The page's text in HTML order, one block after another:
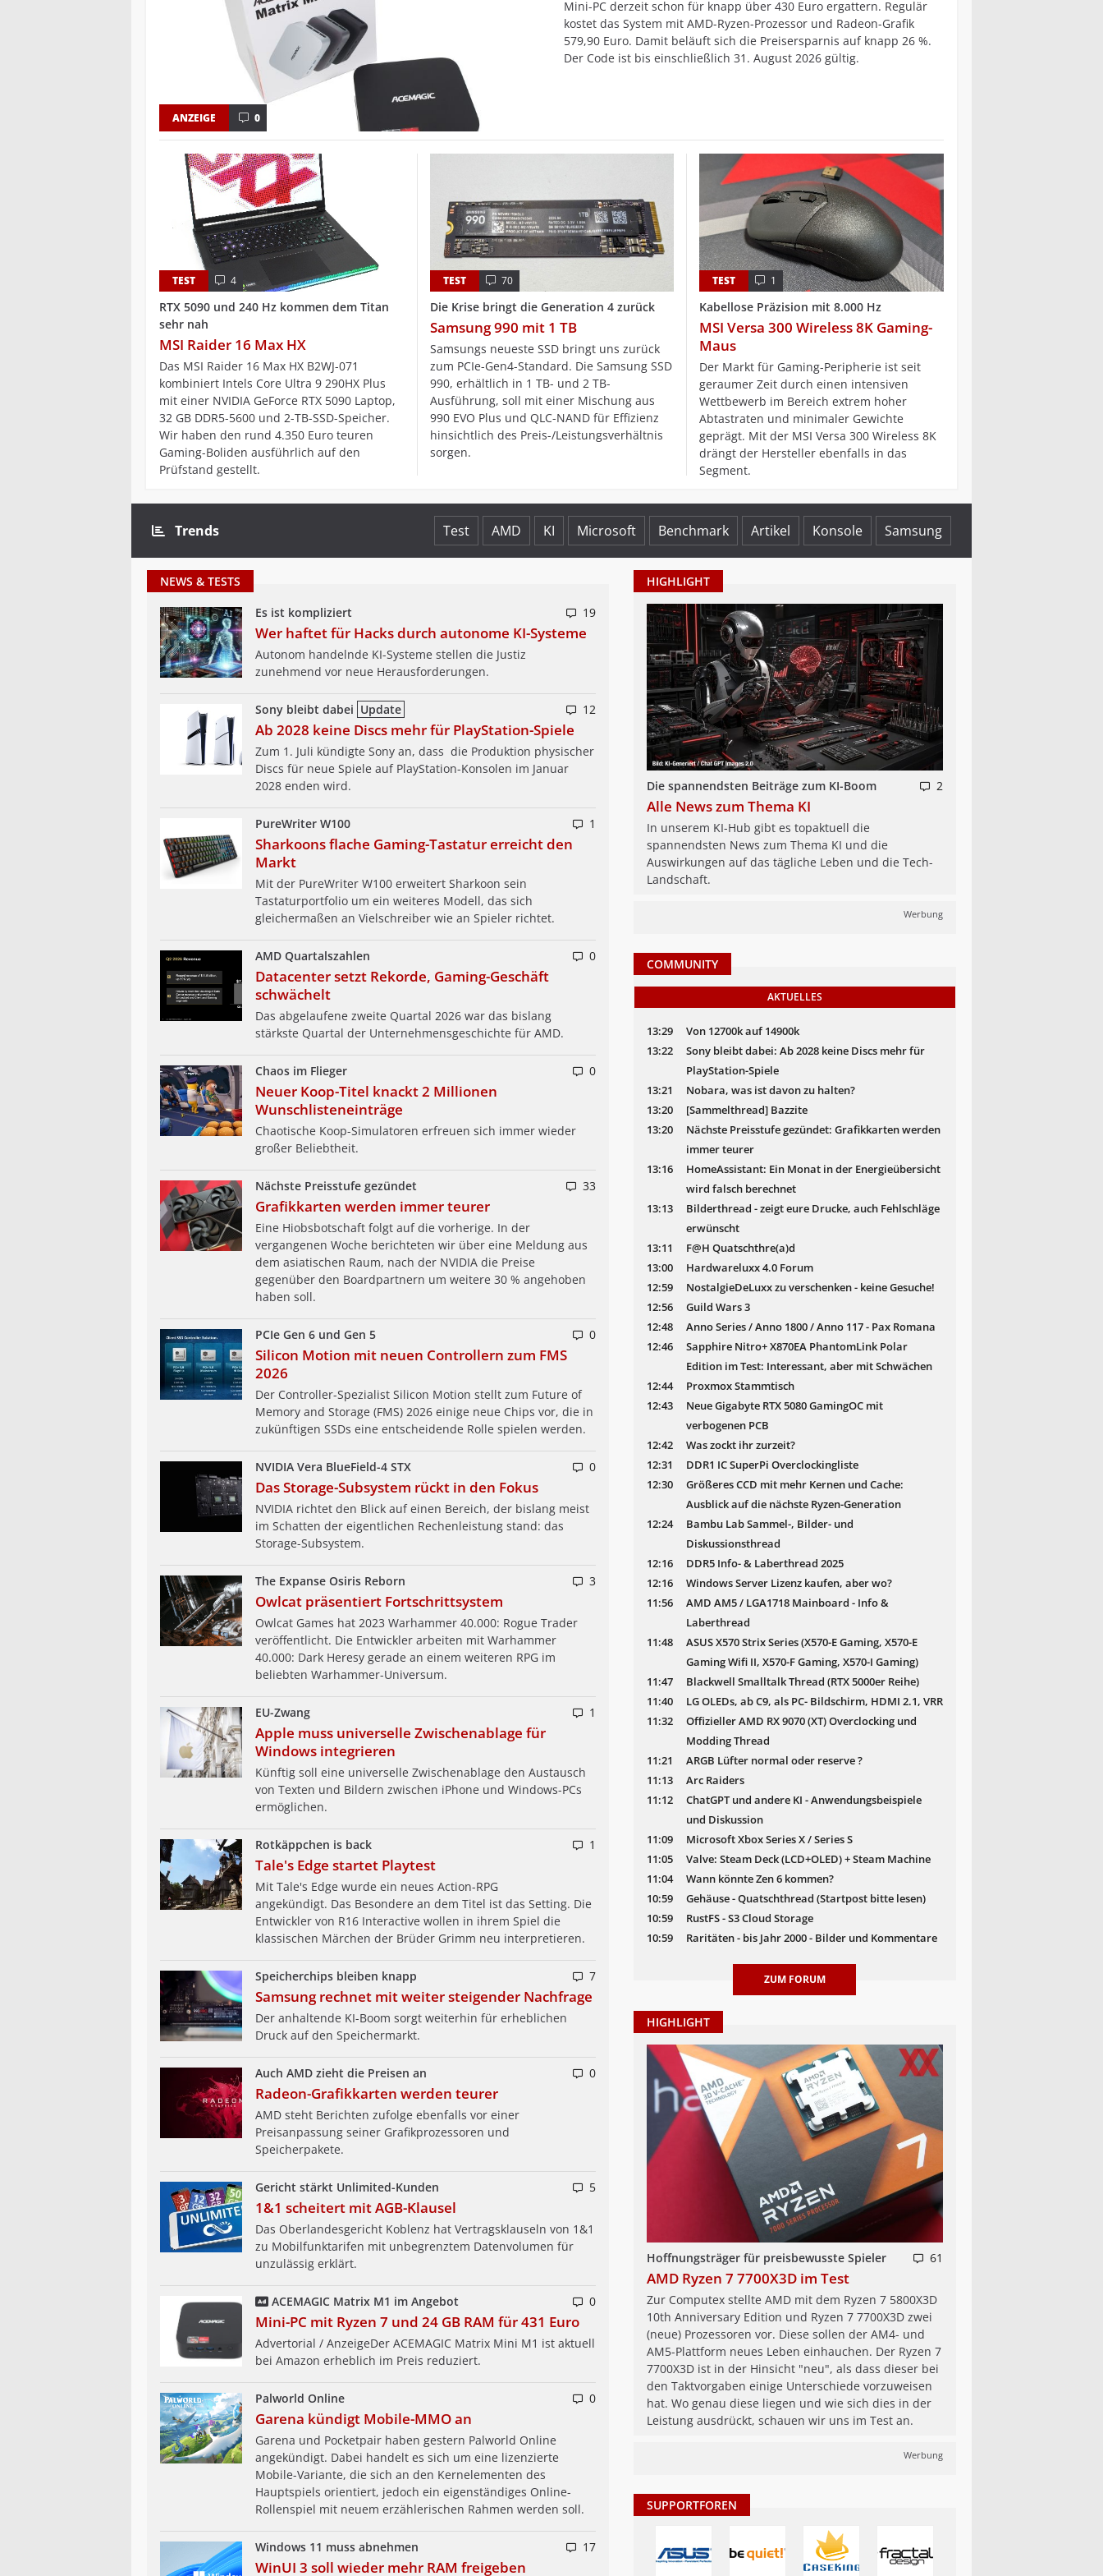
ANZEIGE 0
Mini-PC derzeit schon für knapp über 430 Euro ergattern. Regulär
kostet das System mit AMD-Ryzen-Prozessor und Radeon-Grafik
579,90 Euro. Damit beläuft sich die Preisersparnis auf knapp 26 %.
Der Code ist bis einschließlich 31. August 2026 gültig.
TEST 4
RTX 5090 und 240 Hz kommen dem Titan
sehr nah
MSI Raider 16 Max HX
Das MSI Raider 16 Max HX B2WJ-071
kombiniert Intels Core Ultra 9 290HX Plus
mit einer NVIDIA GeForce RTX 5090 Laptop,
32 GB DDR5-5600 und 2-TB-SSD-Speicher.
Wir haben den rund 4.350 Euro teuren
Gaming-Boliden ausführlich auf den
Prüfstand gestellt.
TEST 70
Die Krise bringt die Generation 4 zurück
Samsung 990 mit 1 TB
Samsungs neueste SSD bringt uns zurück
zum PCIe-Gen4-Standard. Die Samsung SSD
990, erhältlich in 1 TB- und 2 TB-
Ausführung, soll mit einer Mischung aus
990 EVO Plus und QLC-NAND für Effizienz
hinsichtlich des Preis-/Leistungsverhältnis
sorgen.
TEST 1
Kabellose Präzision mit 8.000 Hz
MSI Versa 300 Wireless 8K Gaming-
Maus
Der Markt für Gaming-Peripherie ist seit
geraumer Zeit durch einen intensiven
Wettbewerb im Bereich extrem hoher
Abtastraten und minimaler Gewichte
geprägt. Mit der MSI Versa 300 Wireless 8K
drängt der Hersteller ebenfalls in das
Segment.
Trends Test AMD KI Microsoft Benchmark Artikel Konsole Samsung
NEWS & TESTS
19
Es ist kompliziert
Wer haftet für Hacks durch autonome KI-Systeme
Autonom handelnde KI-Systeme stellen die Justiz
zunehmend vor neue Herausforderungen.
12
Sony bleibt dabei Update
Ab 2028 keine Discs mehr für PlayStation-Spiele
Zum 1. Juli kündigte Sony an, dass die Produktion physischer
Discs für neue Spiele auf PlayStation-Konsolen im Januar
2028 enden wird.
1
PureWriter W100
Sharkoons flache Gaming-Tastatur erreicht den
Markt
Mit der PureWriter W100 erweitert Sharkoon sein
Tastaturportfolio um ein weiteres Modell, das sich
gleichermaßen an Vielschreiber wie an Spieler richtet.
0
AMD Quartalszahlen
Datacenter setzt Rekorde, Gaming-Geschäft
schwächelt
Das abgelaufene zweite Quartal 2026 war das bislang
stärkste Quartal der Unternehmens­geschichte für AMD.
0
Chaos im Flieger
Neuer Koop-Titel knackt 2 Millionen
Wunschlisteneinträge
Chaotische Koop-Simulatoren erfreuen sich immer wieder
großer Beliebtheit.
33
Nächste Preisstufe gezündet
Grafikkarten werden immer teurer
Eine Hiobsbotschaft folgt auf die vorherige. In der
vergangenen Woche berichteten wir über eine Meldung aus
dem asiatischen Raum, nach der NVIDIA die Preise
gegenüber den Boardpartnern um weitere 30 % angehoben
haben soll.
0
PCIe Gen 6 und Gen 5
Silicon Motion mit neuen Controllern zum FMS
2026
Der Controller-Spezialist Silicon Motion stellt zum Future of
Memory and Storage (FMS) 2026 einige neue Chips vor, die in
zukünftigen SSDs eine entscheidende Rolle spielen werden.
0
NVIDIA Vera BlueField-4 STX
Das Storage-Subsystem rückt in den Fokus
NVIDIA richtet den Blick auf einen Bereich, der bislang meist
im Schatten der eigentlichen Rechenleistung stand: das
Storage-Subsystem.
3
The Expanse Osiris Reborn
Owlcat präsentiert Fortschrittsystem
Owlcat Games hat 2023 Warhammer 40.000: Rogue Trader
veröffentlicht. Die Entwickler arbeiten mit Warhammer
40.000: Dark Heresy gerade an einem weiteren RPG im
beliebten Warhammer-Universum.
1
EU-Zwang
Apple muss universelle Zwischenablage für
Windows integrieren
Künftig soll eine universelle Zwischenablage den Austausch
von Texten und Bildern zwischen iPhone und Windows-PCs
ermöglichen.
1
Rotkäppchen is back
Tale's Edge startet Playtest
Mit Tale's Edge wurde ein neues Action-RPG
angekündigt. Das Besondere an dem Titel ist das Setting. Die
Entwickler von R16 Interactive wollen in ihrem Spiel die
klassischen Märchen der Brüder Grimm neu interpretieren.
7
Speicherchips bleiben knapp
Samsung rechnet mit weiter steigender Nachfrage
Der anhaltende KI-Boom sorgt weiterhin für erheblichen
Druck auf den Speichermarkt.
0
Auch AMD zieht die Preisen an
Radeon-Grafikkarten werden teurer
AMD steht Berichten zufolge ebenfalls vor einer
Preisanpassung seiner Grafikprozessoren und
Speicherpakete.
5
Gericht stärkt Unlimited-Kunden
1&1 scheitert mit AGB-Klausel
Das Oberlandesgericht Koblenz hat Vertragsklauseln von 1&1
zu Mobilfunktarifen mit unbegrenztem Datenvolumen für
unzulässig erklärt.
0
ACEMAGIC Matrix M1 im Angebot
Mini-PC mit Ryzen 7 und 24 GB RAM für 431 Euro
Advertorial / AnzeigeDer ACEMAGIC Matrix Mini M1 ist aktuell
bei Amazon erheblich im Preis reduziert.
0
Palworld Online
Garena kündigt Mobile-MMO an
Garena und Pocketpair haben gestern Palworld Online
angekündigt. Dabei handelt es sich um eine lizenzierte
Mobile-Variante, die sich an den Kernelementen des
Hauptspiels orientiert, jedoch ein eigenständiges Online-
Rollenspiel mit neuem erzählerischen Rahmen werden soll.
17
Windows 11 muss abnehmen
WinUI 3 soll wieder mehr RAM freigeben
HIGHLIGHT
2
Die spannendsten Beiträge zum KI-Boom
Alle News zum Thema KI
In unserem KI-Hub gibt es topaktuell die
spannendsten News zum Thema KI und die
Auswirkungen auf das tägliche Leben und die Tech-
Landschaft.
Werbung
COMMUNITY
AKTUELLES
13:29
Von 12700k auf 14900k
13:22
Sony bleibt dabei: Ab 2028 keine Discs mehr für
PlayStation-Spiele
13:21
Nobara, was ist davon zu halten?
13:20
[Sammelthread] Bazzite
13:20
Nächste Preisstufe gezündet: Grafikkarten werden
immer teurer
13:16
HomeAssistant: Ein Monat in der Energieübersicht
wird falsch berechnet
13:13
Bilderthread - zeigt eure Drucke, auch Fehlschläge
erwünscht
13:11
F@H Quatschthre(a)d
13:00
Hardwareluxx 4.0 Forum
12:59
NostalgieDeLuxx zu verschenken - keine Gesuche!
12:56
Guild Wars 3
12:48
Anno Series / Anno 1800 / Anno 117 - Pax Romana
12:46
Sapphire Nitro+ X870EA PhantomLink Polar
Edition im Test: Interessant, aber mit Schwächen
12:44
Proxmox Stammtisch
12:43
Neue Gigabyte RTX 5080 GamingOC mit
verbogenen PCB
12:42
Was zockt ihr zurzeit?
12:31
DDR1 IC SuperPi Overclockingliste
12:30
Größeres CCD mit mehr Kernen und Cache:
Ausblick auf die nächste Ryzen-Generation
12:24
Bambu Lab Sammel-, Bilder- und
Diskussionsthread
12:16
DDR5 Info- & Laberthread 2025
12:16
Windows Server Lizenz kaufen, aber wo?
11:56
AMD AM5 / LGA1718 Mainboard - Info &
Laberthread
11:48
ASUS X570 Strix Series (X570-E Gaming, X570-E
Gaming Wifi II, X570-F Gaming, X570-I Gaming)
11:47
Blackwell Smalltalk Thread (RTX 5000er Reihe)
11:40
LG OLEDs, ab C9, als PC- Bildschirm, HDMI 2.1, VRR
11:32
Offizieller AMD RX 9070 (XT) Overclocking und
Modding Thread
11:21
ARGB Lüfter normal oder reserve ?
11:13
Arc Raiders
11:12
ChatGPT und andere KI - Anwendungsbeispiele
und Diskussion
11:09
Microsoft Xbox Series X / Series S
11:05
Valve: Steam Deck (LCD+OLED) + Steam Machine
11:04
Wann könnte Zen 6 kommen?
10:59
Gehäuse - Quatschthread (Startpost bitte lesen)
10:59
RustFS - S3 Cloud Storage
10:59
Raritäten - bis Jahr 2000 - Bilder und Kommentare
ZUM FORUM
HIGHLIGHT
61
Hoffnungsträger für preisbewusste Spieler
AMD Ryzen 7 7700X3D im Test
Zur Computex stellte AMD mit dem Ryzen 7 5800X3D
10th Anniversary Edition und Ryzen 7 7700X3D zwei
(neue) Prozessoren vor. Diese sollen der AM4- und
AM5-Plattform neues Leben einhauchen. Der Ryzen 7
7700X3D ist in der Hinsicht "neu", als dass dieser bei
den Taktvorgaben einige Unterschiede vorzuweisen
hat. Wo genau diese liegen und wie sich dies in der
Leistung ausdrückt, schauen wir uns im Test an.
Werbung
SUPPORTFOREN